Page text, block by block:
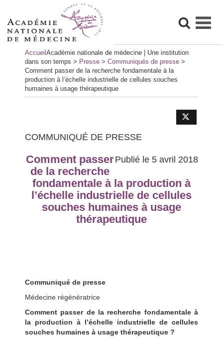
Accueil Académie nationale de médecine | Une institution
dans son temps > Presse > Communiqués de presse >
Comment passer de la recherche fondamentale à la
production à l’échelle industrielle de cellules souches
humaines à usage thérapeutique
COMMUNIQUÉ DE PRESSE
Publié le 5 avril 2018
Comment passer
de la recherche
fondamentale à la production à
l’échelle industrielle de cellules
souches humaines à usage
thérapeutique
Communiqué de presse
Médecine régénératrice
Comment passer de la recherche fondamentale à
la production à l’échelle industrielle de cellules
souches humaines à usage thérapeutique ?